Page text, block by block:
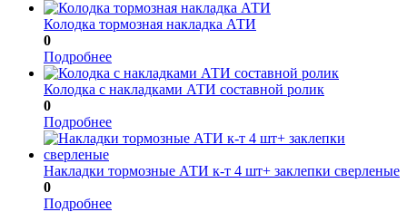
Колодка тормозная накладка АТИ
0
Подробнее
Колодка с накладками АТИ составной ролик
0
Подробнее
Накладки тормозные АТИ к-т 4 шт+ заклепки сверленые
0
Подробнее